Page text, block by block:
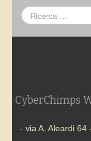
CyberChimps
- via A. Aleardi 64